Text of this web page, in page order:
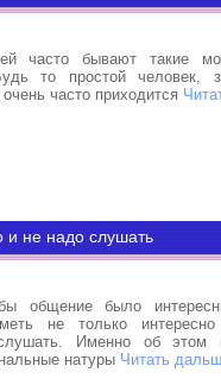
часто бывают такие
то простой человек,
часто приходится
не надо слушать
общение было
не только
Именно об этом
натуры Читать